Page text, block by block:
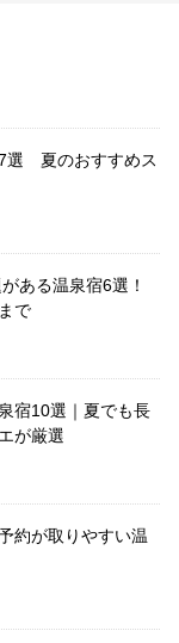
7選 夏のおすすめス
ある温泉宿6選！
で
宿10選｜夏でも長
が厳選
約が取りやすい温